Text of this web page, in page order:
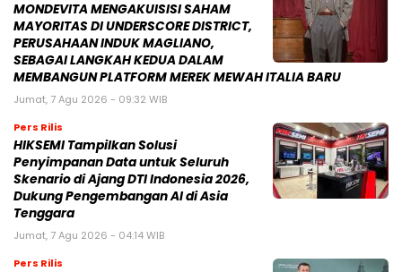
MONDEVITA MENGAKUISISI SAHAM
MAYORITAS DI UNDERSCORE DISTRICT,
PERUSAHAAN INDUK MAGLIANO,
SEBAGAI LANGKAH KEDUA DALAM
MEMBANGUN PLATFORM MEREK MEWAH ITALIA BARU
Jumat, 7 Agu 2026 - 09:32 WIB
Pers Rilis
HIKSEMI Tampilkan Solusi
Penyimpanan Data untuk Seluruh
Skenario di Ajang DTI Indonesia 2026,
Dukung Pengembangan AI di Asia
Tenggara
Jumat, 7 Agu 2026 - 04:14 WIB
Pers Rilis